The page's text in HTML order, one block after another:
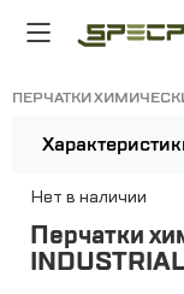
ПЕРЧАТКИ
Нет в наличии
Перчатки